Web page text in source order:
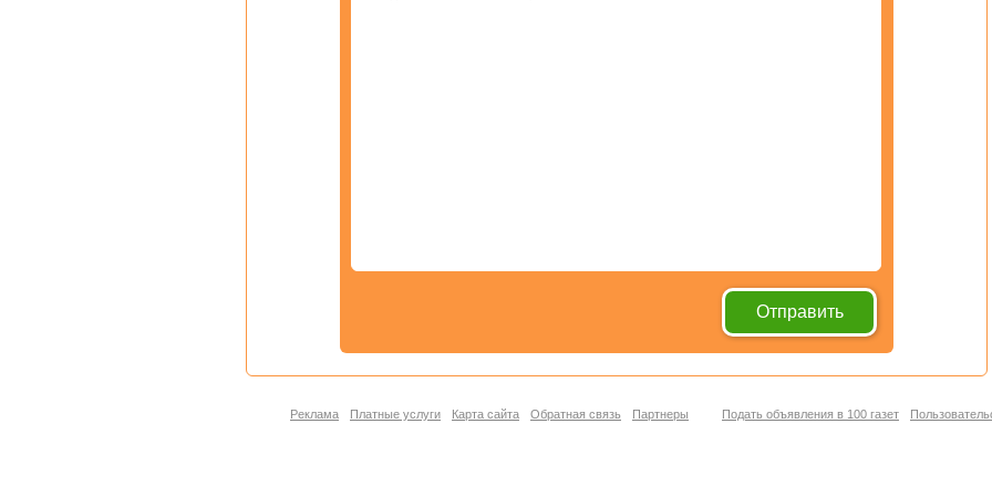
Реклама Платные услуги Карта сайта Обратная связь Партнеры Подать объявления в 100 газет